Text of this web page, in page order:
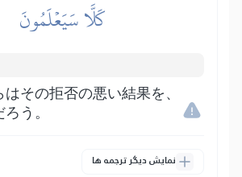
كَلَّا سَيَعۡلَمُونَ
その拒否の悪い結果を、
う。
نمایش دیگر ترجمه ها